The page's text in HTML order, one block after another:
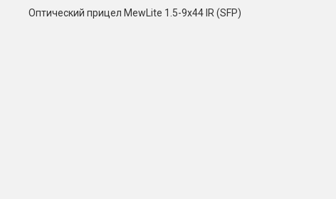
Оптический прицел MewLite 1.5-9x44 IR (SFP)